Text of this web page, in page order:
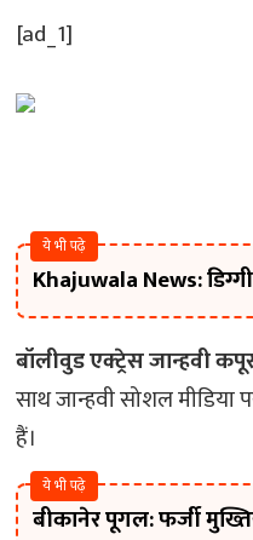
[ad_1]
ये भी पढ़े
Khajuwala News:
बॉलीवुड एक्ट्रेस जान्हवी
साथ जान्हवी सोशल
हैं।
ये भी पढ़े
बीकानेर पूगल: फर्जी